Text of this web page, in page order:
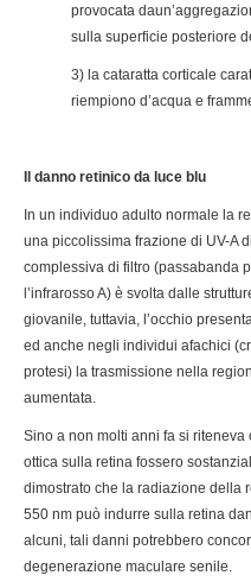
provocata
sulla superficie posteriore
3) la cataratta corticale
riempiono d’acqua e
Il danno retinico da luce blu
In un individuo adulto normale la
una piccolissima frazione di UV-A
complessiva di filtro (passabanda
l’infrarosso A) è svolta dalle
giovanile, tuttavia, l’occhio
ed anche negli individui afachici
protesi) la trasmissione nella
aumentata.
Sino a non molti anni fa si
ottica sulla retina fossero
dimostrato che la radiazione della
550 nm può indurre sulla retina
alcuni, tali danni potrebbero
degenerazione maculare senile.